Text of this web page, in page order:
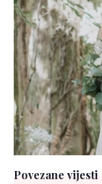
Povezane vijesti